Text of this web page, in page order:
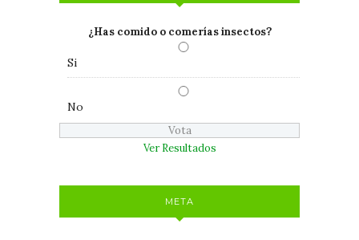
¿Has comido o comerías insectos?
Si
No
Ver Resultados
META